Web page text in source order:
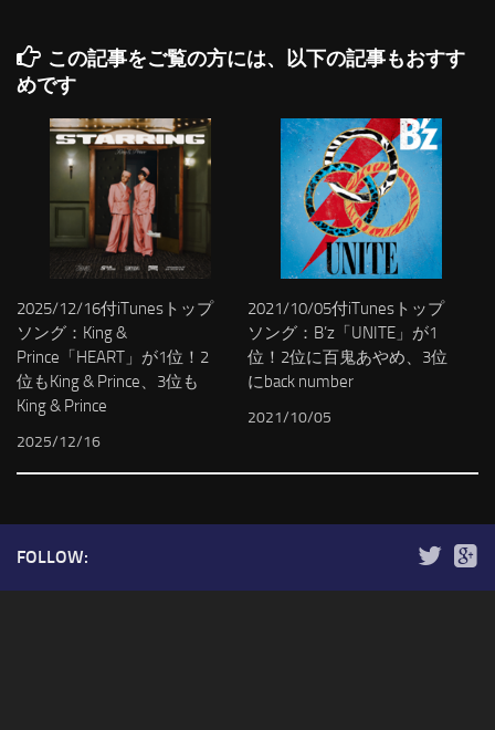
この記事をご覧の方には、以下の記事もおすす
めです
2025/12/16付iTunesトップ
ソング：King &
Prince「HEART」が1位！2
位もKing & Prince、3位も
King & Prince
2025/12/16
2021/10/05付iTunesトップ
ソング：B’z「UNITE」が1
位！2位に百鬼あやめ、3位
にback number
2021/10/05
FOLLOW: